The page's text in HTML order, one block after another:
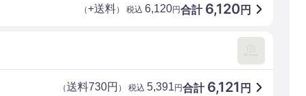
合計 6,120円
（+送料） 税込 6,120円
合計 6,121 円
（送料730円 ） 税込 5,391円